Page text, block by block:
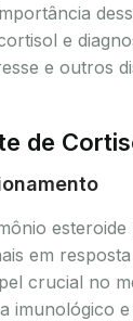
e
e outros
de
esteroide
em
crucial no
imunológico